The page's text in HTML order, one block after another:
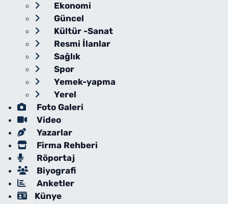
Ekonomi
Güncel
Kültür -Sanat
Resmi İlanlar
Sağlık
Spor
Yemek-yapma
Yerel
Foto Galeri
Video
Yazarlar
Firma Rehberi
Röportaj
Biyografi
Anketler
Künye